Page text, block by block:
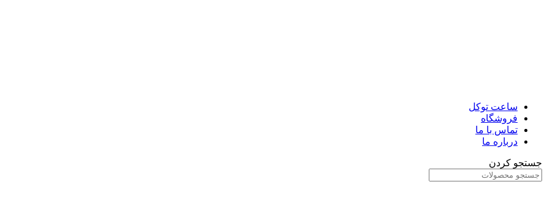
ساعت توکل
فروشگاه
تماس با ما
درباره ما
جستجو کردن